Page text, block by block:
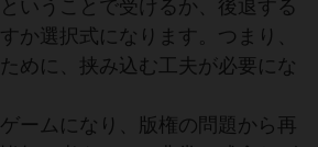
いうことで受けるか、後退する
か選択式になります。つまり、
めに、挟み込む工夫が必要にな
ームになり、版権の問題から再